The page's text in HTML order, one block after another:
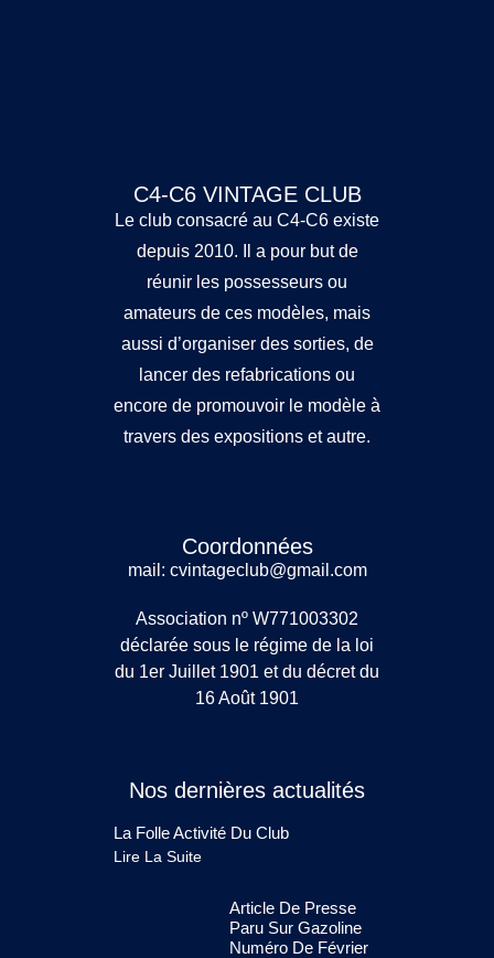
C4-C6 VINTAGE CLUB
Le club consacré au C4-C6 existe
depuis 2010. Il a pour but de
réunir les possesseurs ou
amateurs de ces modèles, mais
aussi d’organiser des sorties, de
lancer des refabrications ou
encore de promouvoir le modèle à
travers des expositions et autre.
Coordonnées
mail: cvintageclub@gmail.com
Association nº W771003302
déclarée sous le régime de la loi
du 1er Juillet 1901 et du décret du
16 Août 1901
Nos dernières actualités
La Folle Activité Du Club
Lire La Suite
Article De Presse
Paru Sur Gazoline
Numéro De Février